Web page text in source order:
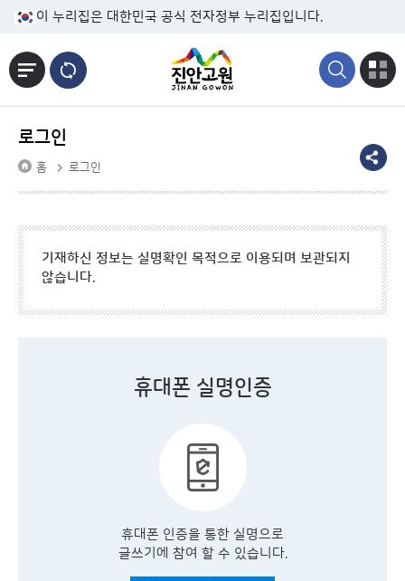
본문바로가기
이 누리집은 대한민국 공식 전자정부 누리집입니다.
로그인
홈 로그인
기재하신 정보는 실명확인 목적으로 이용되며 보관되지
않습니다.
휴대폰 실명인증
휴대폰 인증을 통한 실명으로
글쓰기에 참여 할 수 있습니다.